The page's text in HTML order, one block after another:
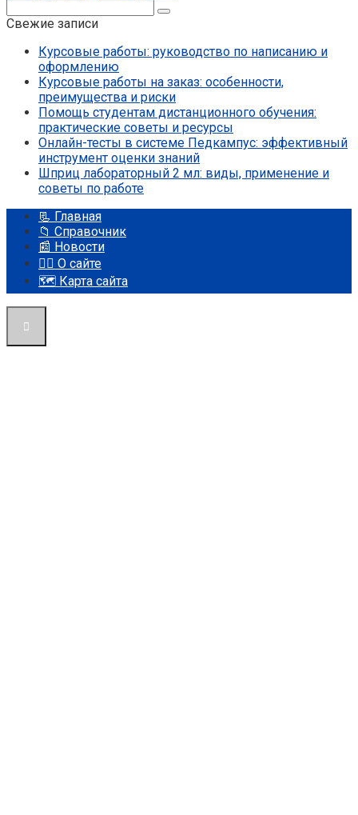
Свежие записи
Курсовые работы: руководство по написанию и
оформлению
Курсовые работы на заказ: особенности,
преимущества и риски
Помощь студентам дистанционного обучения:
практические советы и ресурсы
Онлайн-тесты в системе Педкампус: эффективный
инструмент оценки знаний
Шприц лабораторный 2 мл: виды, применение и
советы по работе
📃 Главная
📁 Справочник
📰 Новости
🤵‍♂️ О сайте
🗺️ Карта сайта